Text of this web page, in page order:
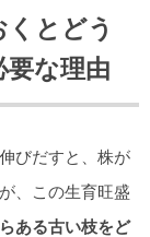
とどう
な理由
びだすと、株が
、この生育旺盛
ある古い枝をど